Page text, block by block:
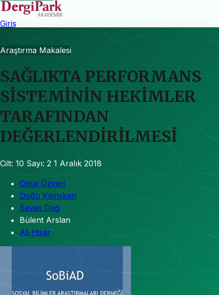
Giriş
Araştırma Makalesi
SAĞLIKTA PERFORMANS
SİSTEMİNİN HEKİMLER
TARAFINDAN
DEĞERLENDİRİLMESİ
Cilt: 10 Sayı: 2 1 Aralık 2018
Onur Özveri
Doğu Kayışkan
Savaş Dağ
Bülent Arslan
Ali Hisar